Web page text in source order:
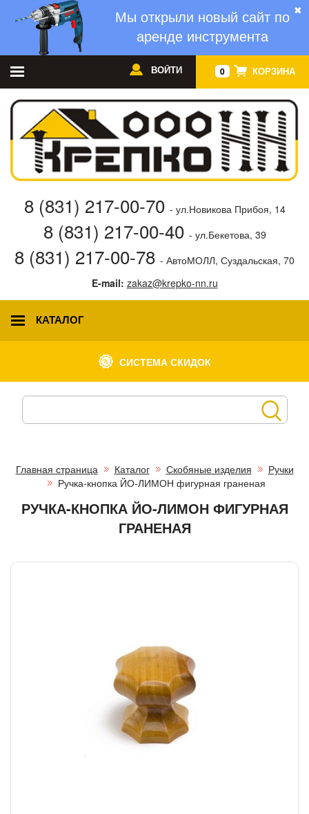
✖
Мы открыли новый сайт по
аренде инструмента
0 КОРЗИНА
ВОЙТИ
8 (831) 217-00-70 - ул.Новикова Прибоя, 14
8 (831) 217-00-40 - ул.Бекетова, 39
8 (831) 217-00-78 - АвтоМОЛЛ, Суздальская, 70
E-mail: zakaz@krepko-nn.ru
КАТАЛОГ
СИСТЕМА СКИДОК
Главная страница Каталог Скобяные изделия
Ручки
Ручка-кнопка ЙО-ЛИМОН фигурная граненая
РУЧКА-КНОПКА ЙО-ЛИМОН ФИГУРНАЯ
ГРАНЕНАЯ